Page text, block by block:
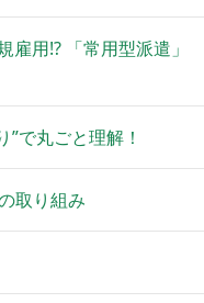
雇用!? 「常用型派遣」
で丸ごと理解！
取り組み